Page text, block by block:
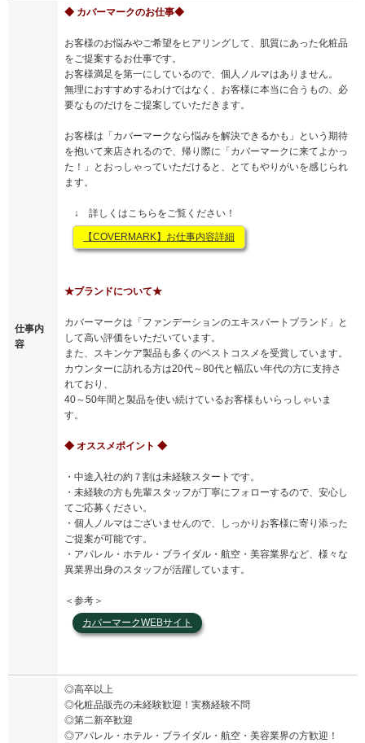
仕事内
容
◆ カバーマークのお仕事◆
お客様のお悩みやご希望をヒアリングして、肌質にあった化粧品
をご提案するお仕事です。
お客様満足を第一にしているので、個人ノルマはありません。
無理におすすめするわけではなく、お客様に本当に合うもの、必
要なものだけをご提案していただきます。
お客様は「カバーマークなら悩みを解決できるかも」という期待
を抱いて来店されるので、帰り際に「カバーマークに来てよかっ
た！」とおっしゃっていただけると、とてもやりがいを感じられ
ます。
↓ 詳しくはこちらをご覧ください！
【COVERMARK】お仕事内容詳細
★ブランドについて★
カバーマークは「ファンデーションのエキスパートブランド」と
して高い評価をいただいています。
また、スキンケア製品も多くのベストコスメを受賞しています。
カウンターに訪れる方は20代～80代と幅広い年代の方に支持さ
れており、
40～50年間と製品を使い続けているお客様もいらっしゃいま
す。
◆ オススメポイント ◆
・中途入社の約７割は未経験スタートです。
・未経験の方も先輩スタッフが丁寧にフォローするので、安心し
てご応募ください。
・個人ノルマはございませんので、しっかりお客様に寄り添った
ご提案が可能です。
・アパレル・ホテル・ブライダル・航空・美容業界など、様々な
異業界出身のスタッフが活躍しています。
＜参考＞
カバーマークWEBサイト
◎高卒以上
◎化粧品販売の未経験歓迎！実務経験不問
◎第二新卒歓迎
◎アパレル・ホテル・ブライダル・航空・美容業界の方歓迎！